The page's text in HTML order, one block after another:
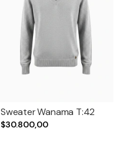
Sweater Wanama T:42
$30.800,00